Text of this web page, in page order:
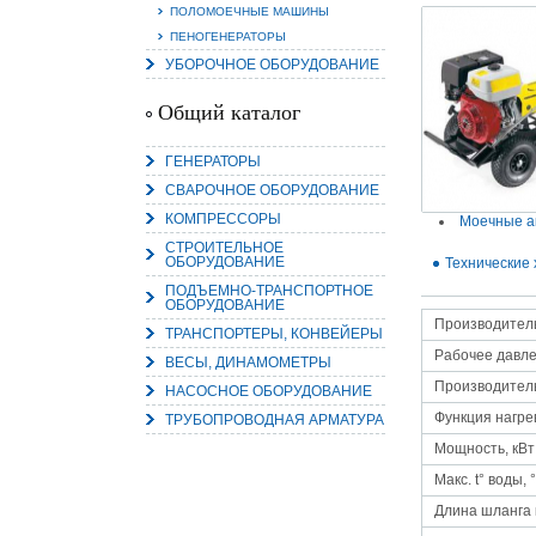
ПОЛОМОЕЧНЫЕ МАШИНЫ
ПЕНОГЕНЕРАТОРЫ
УБОРОЧНОЕ ОБОРУДОВАНИЕ
Общий каталог
ГЕНЕРАТОРЫ
СВАРОЧНОЕ ОБОРУДОВАНИЕ
КОМПРЕССОРЫ
СТРОИТЕЛЬНОЕ
ОБОРУДОВАНИЕ
ПОДЪЕМНО-ТРАНСПОРТНОЕ
ОБОРУДОВАНИЕ
ТРАНСПОРТЕРЫ, КОНВЕЙЕРЫ
ВЕСЫ, ДИНАМОМЕТРЫ
НАСОСНОЕ ОБОРУДОВАНИЕ
ТРУБОПРОВОДНАЯ АРМАТУРА
Моечные
Технические
Рабочее
Функция
Мощность, кВт
Макс. t° воды,
Длина шланга